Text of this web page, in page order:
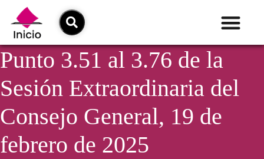
Punto 3.51 al 3.76 de la
Sesión Extraordinaria del
Consejo General, 19 de
febrero de 2025